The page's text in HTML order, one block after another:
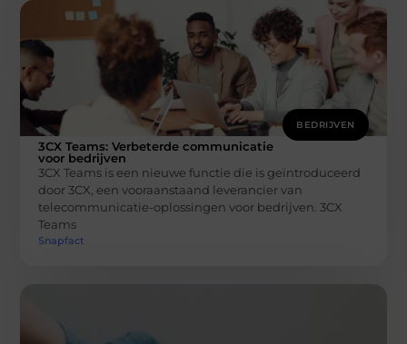
BEDRIJVEN
3CX Teams: Verbeterde communicatie
voor bedrijven
3CX Teams is een nieuwe functie die is geïntroduceerd
door 3CX, een vooraanstaand leverancier van
telecommunicatie-oplossingen voor bedrijven. 3CX
Teams
Snapfact